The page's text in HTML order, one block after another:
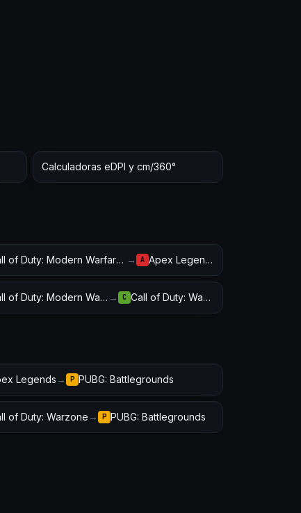
Calculadoras eDPI y cm/360°
Call of Duty: Modern Warfare III → A Apex Legends
Call of Duty: Modern Warfare III → C Call of Duty: Warzone
Legends → P PUBG: Battlegrounds
of Duty: Warzone → P PUBG: Battlegrounds